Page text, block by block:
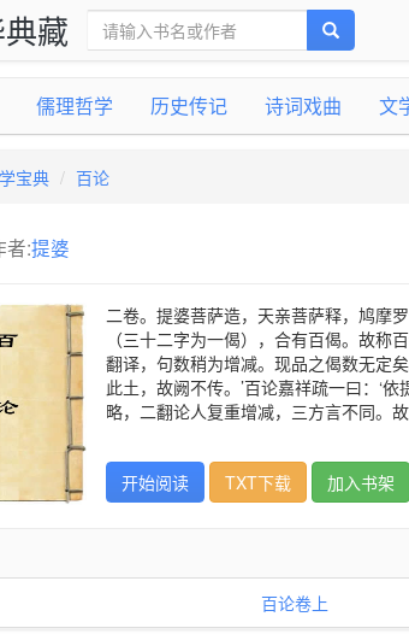
藏
儒理哲学 历史传记 诗词戏曲 文
宝典 百论
者:提婆
二卷。提婆菩萨造，天亲菩萨释，鸠摩
（三十二字为一偈），合有百偈。故称
翻译，句数稍为增减。现品之偈数无定
此土，故阙不传。’百论嘉祥疏一曰：‘
略，二翻论人复重增减，三方言不同。
开始阅读 TXT下载 加入书架
百论卷上